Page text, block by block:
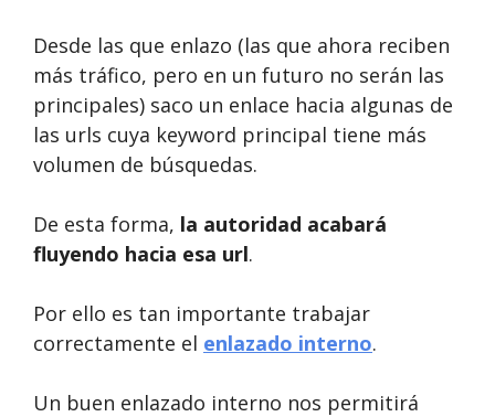
Desde las que enlazo (las que ahora reciben
más tráfico, pero en un futuro no serán las
principales) saco un enlace hacia algunas de
las urls cuya keyword principal tiene más
volumen de búsquedas.
De esta forma, la autoridad acabará
fluyendo hacia esa url.
Por ello es tan importante trabajar
correctamente el enlazado interno.
Un buen enlazado interno nos permitirá